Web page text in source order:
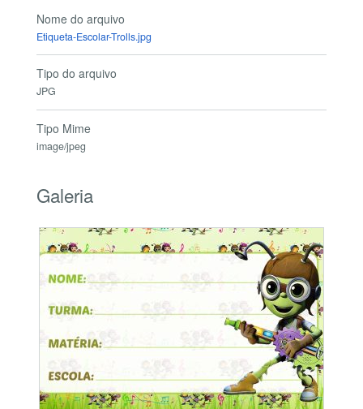
Nome do arquivo
Etiqueta-Escolar-Trolls.jpg
Tipo do arquivo
JPG
Tipo Mime
image/jpeg
Galeria